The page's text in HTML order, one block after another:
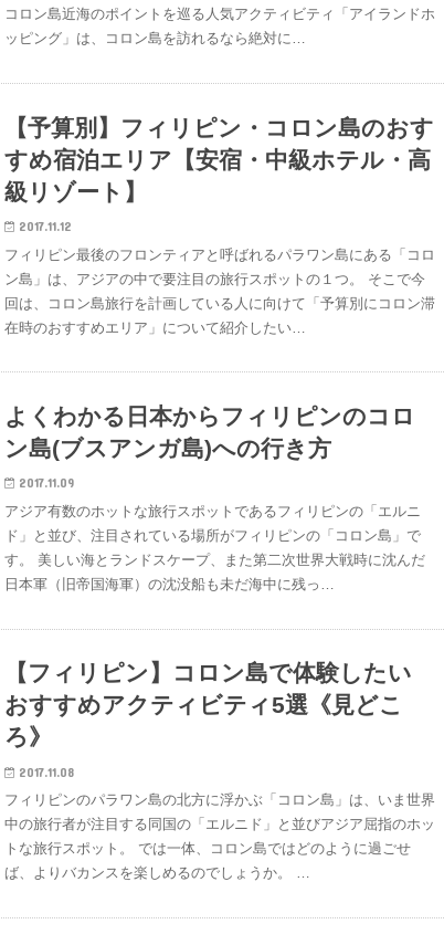
コロン島近海のポイントを巡る人気アクティビティ「アイランドホ
ッピング」は、コロン島を訪れるなら絶対に…
【予算別】フィリピン・コロン島のおす
すめ宿泊エリア【安宿・中級ホテル・高
級リゾート】
2017.11.12
フィリピン最後のフロンティアと呼ばれるパラワン島にある「コロ
ン島」は、アジアの中で要注目の旅行スポットの１つ。 そこで今
回は、コロン島旅行を計画している人に向けて「予算別にコロン滞
在時のおすすめエリア」について紹介したい…
よくわかる日本からフィリピンのコロ
ン島(ブスアンガ島)への行き方
2017.11.09
アジア有数のホットな旅行スポットであるフィリピンの「エルニ
ド」と並び、注目されている場所がフィリピンの「コロン島」で
す。 美しい海とランドスケープ、また第二次世界大戦時に沈んだ
日本軍（旧帝国海軍）の沈没船も未だ海中に残っ…
【フィリピン】コロン島で体験したい
おすすめアクティビティ5選《見どこ
ろ》
2017.11.08
フィリピンのパラワン島の北方に浮かぶ「コロン島」は、いま世界
中の旅行者が注目する同国の「エルニド」と並びアジア屈指のホッ
トな旅行スポット。 では一体、コロン島ではどのように過ごせ
ば、よりバカンスを楽しめるのでしょうか。 …